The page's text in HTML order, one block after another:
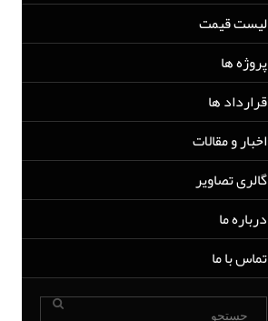
لیست قیمت
پروژه ها
قرارداد ها
اخبار و مقالات
گالری تصاویر
درباره ما
تماس با ما